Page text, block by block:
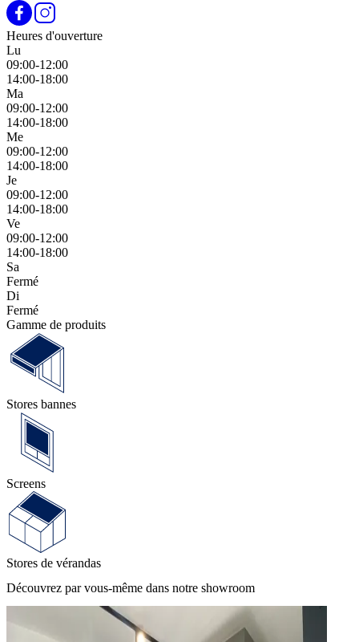
Heures d'ouverture
Lu
09:00-12:00
14:00-18:00
Ma
09:00-12:00
14:00-18:00
Me
09:00-12:00
14:00-18:00
Je
09:00-12:00
14:00-18:00
Ve
09:00-12:00
14:00-18:00
Sa
Fermé
Di
Fermé
Gamme de produits
Stores bannes
Screens
Stores de vérandas
Découvrez par vous-même dans notre showroom